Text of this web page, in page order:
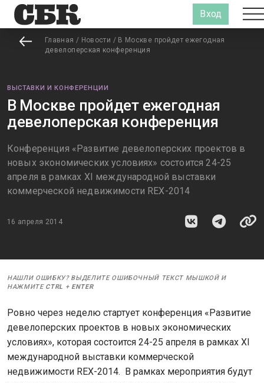
Вход
Главная / Новости / В Москве пройдет ежегодная
девелоперская конференция
ВЫСТАВКИ И КОНФЕРЕНЦИИ
В Москве пройдет ежегодная
девелоперская конференция
Конференция «Развитие девелоперских проектов в
новых экономических условиях» состоится 24-25
апреля в рамках XI международной выставки
коммерческой недвижимости REX-2014
16 апреля 2014
НАШЛИ ОШИБКУ? ВЫДЕЛИТЕ ОШИБОЧНЫЙ ТЕКСТ МЫШКОЙ И
НАЖМИТЕ CTRL + ENTER
Ровно через неделю стартует конференция «Развитие
девелоперских проектов в новых экономических
условиях», которая состоится 24-25 апреля в рамках XI
международной выставки коммерческой
недвижимости REX-2014. В рамках мероприятия будут